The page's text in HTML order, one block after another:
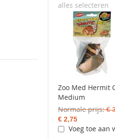
alles selecteren
Zoo Med Hermit
Medium
Normale prijs €
€ 2,75
Voeg toe aan